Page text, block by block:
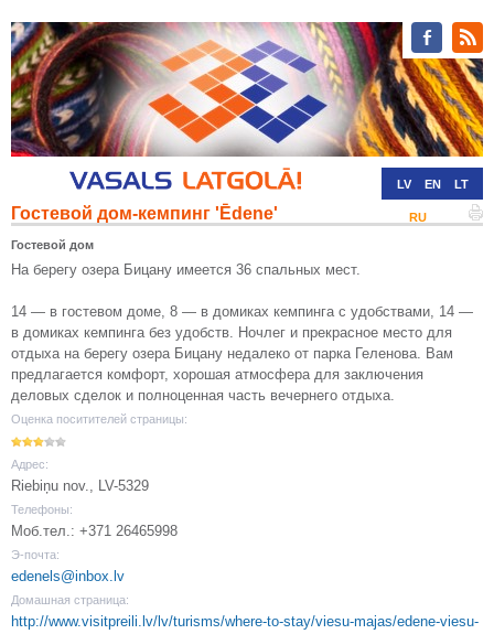
LV EN LT
RU
Гостевой дом-кемпинг 'Ēdene'
Гостевой дом
На берегу озера Бицану имеется 36 спальных мест.
14 — в гостевом доме, 8 — в домиках кемпинга с удобствами, 14 —
в домиках кемпинга без удобств. Ночлег и прекрасное место для
отдыха на берегу озера Бицану недалеко от парка Геленова. Вам
предлагается комфорт, хорошая атмосфера для заключения
деловых сделок и полноценная часть вечернего отдыха.
Оценка поситителей страницы:
Адрес:
Riebiņu nov., LV-5329
Телефоны:
Моб.тел.: +371 26465998
Э-почта:
edenels@inbox.lv
Домашная страница:
http://www.visitpreili.lv/lv/turisms/where-to-stay/viesu-majas/edene-viesu-